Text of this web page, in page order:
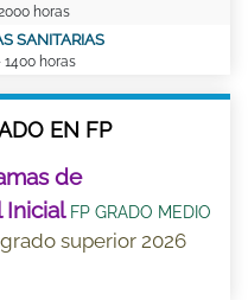
horas
SANITARIAS
1400 horas
EN FP
de
Inicial FP GRADO MEDIO
superior 2026